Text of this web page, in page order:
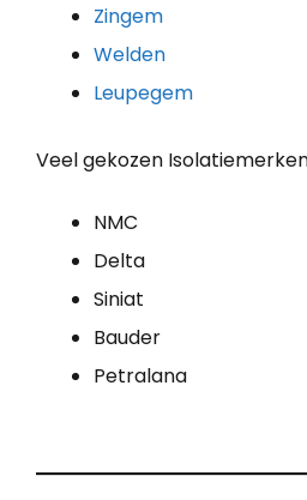
Zingem
Welden
Leupegem
Veel gekozen
NMC
Delta
Siniat
Bauder
Petralana